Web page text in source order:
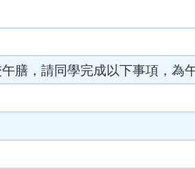
膳，請同學完成以下事項，為午